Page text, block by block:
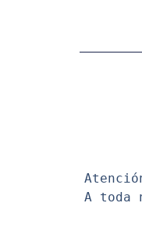
A toda